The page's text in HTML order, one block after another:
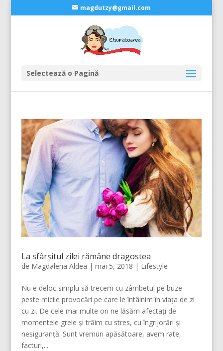
magdutzy@gmail.com
Selectează o Pagină
La sfârșitul zilei rămâne dragostea
de Magdalena Aldea | mai 5, 2018 | Lifestyle
Nu e deloc simplu să trecem cu zâmbetul pe buze
peste micile provocări pe care le întâlnim în viața de zi
cu zi. De cele mai multe ori ne lăsăm afectați de
momentele grele și trăim cu stres, cu îngrijorări și
nesiguranță. Sunt vremuri apăsătoare, avem rate,
facturi,...